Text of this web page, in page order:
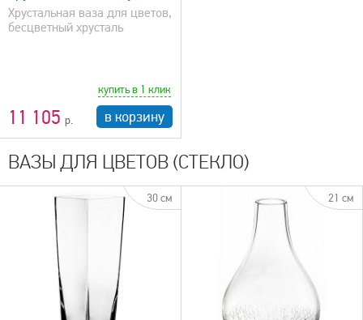
Хрустальная ваза для цветов,
бесцветный хрусталь
11 105
купить в 1 клик
в корзину
ВАЗЫ ДЛЯ ЦВЕТОВ (СТЕКЛО)
30 см 21 см